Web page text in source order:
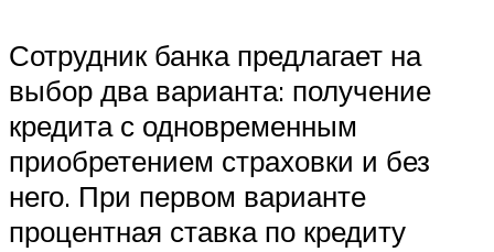
Сотрудник банка предлагает на
выбор два варианта: получение
кредита с одновременным
приобретением страховки и без
него. При первом варианте
процентная ставка по кредиту